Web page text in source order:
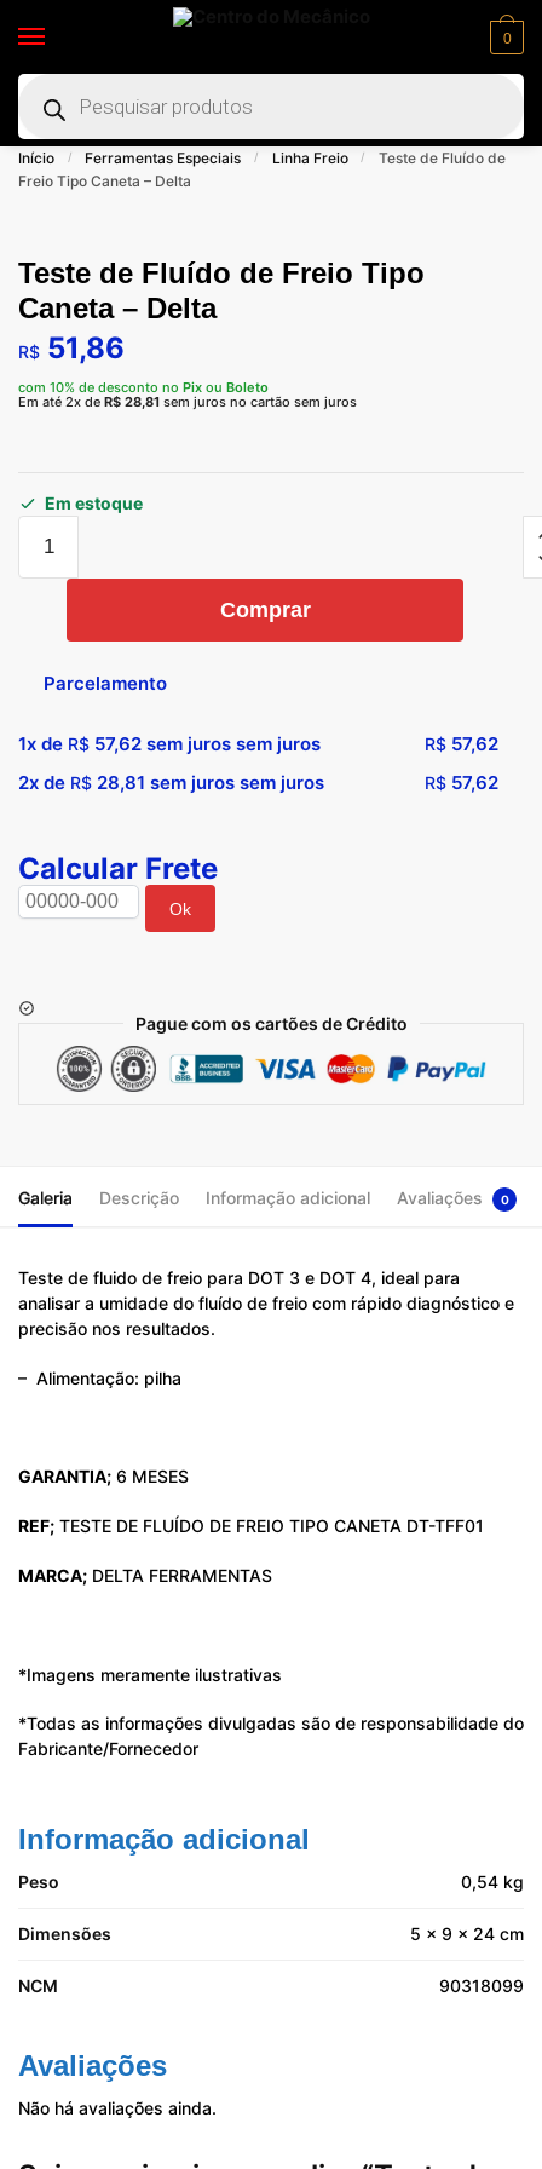
0
Início / Ferramentas Especiais / Linha Freio /
Teste de Fluído de
Freio Tipo Caneta – Delta
Teste de Fluído de Freio Tipo
Caneta – Delta
R$ 51,86
com 10% de desconto no Pix ou Boleto
Em até 2x de R$ 28,81 sem juros no cartão sem juros
Em estoque
Comprar
Parcelamento
1x de R$ 57,62 sem juros sem juros R$ 57,62
2x de R$ 28,81 sem juros sem juros R$ 57,62
Calcular Frete
Ok
Pague com os cartões de Crédito
Galeria Descrição Informação adicional Avaliações 0
Teste de fluido de freio para DOT 3 e DOT 4, ideal para
analisar a umidade do fluído de freio com rápido diagnóstico e
precisão nos resultados.
– Alimentação: pilha
GARANTIA; 6 MESES
REF; TESTE DE FLUÍDO DE FREIO TIPO CANETA DT-TFF01
MARCA; DELTA FERRAMENTAS
*Imagens meramente ilustrativas
*Todas as informações divulgadas são de responsabilidade do
Fabricante/Fornecedor
Informação adicional
Peso 0,54 kg
Dimensões 5 × 9 × 24 cm
NCM 90318099
Avaliações
Não há avaliações ainda.